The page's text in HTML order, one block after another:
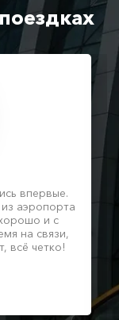
впервые.
аэропорта
и с
на связи,
всё четко!